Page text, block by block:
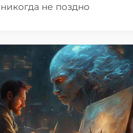
никогда не поздно